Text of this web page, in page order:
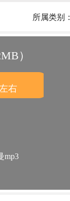
所属类别：
）
右
mp3